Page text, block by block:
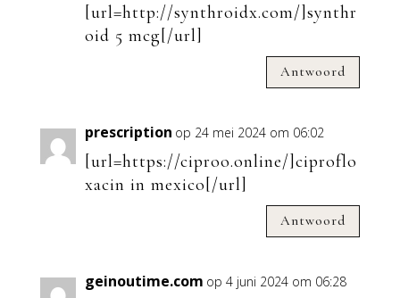
[url=http://synthroidx.com/]synthr
oid 5 mcg[/url]
Antwoord
prescription op 24 mei 2024 om 06:02
[url=https://ciproo.online/]ciproflo
xacin in mexico[/url]
Antwoord
geinoutime.com op 4 juni 2024 om 06:28